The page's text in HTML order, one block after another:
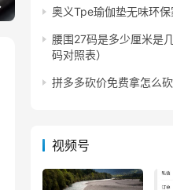
奥义Tpe瑜伽垫无味环
腰围27码是多少厘米是
码对照表）
拼多多砍价免费拿怎么
视频号